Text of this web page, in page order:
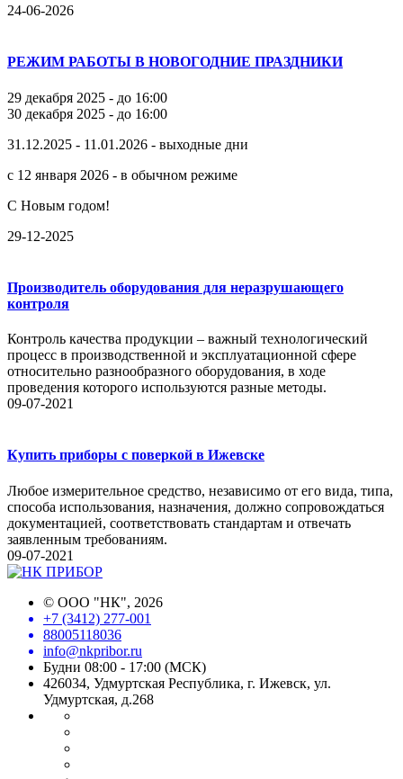
24-06-2026
РЕЖИМ РАБОТЫ В НОВОГОДНИЕ ПРАЗДНИКИ
29 декабря 2025 - до 16:00
30 декабря 2025 - до 16:00
31.12.2025 - 11.01.2026 - выходные дни
с 12 января 2026 - в обычном режиме
С Новым годом!
29-12-2025
Производитель оборудования для неразрушающего
контроля
Контроль качества продукции – важный технологический
процесс в производственной и эксплуатационной сфере
относительно разнообразного оборудования, в ходе
проведения которого используются разные методы.
09-07-2021
Купить приборы с поверкой в Ижевске
Любое измерительное средство, независимо от его вида, типа,
способа использования, назначения, должно сопровождаться
документацией, соответствовать стандартам и отвечать
заявленным требованиям.
09-07-2021
© ООО "НК", 2026
+7 (3412) 277-001
88005118036
info@nkpribor.ru
Будни 08:00 - 17:00 (МСК)
426034, Удмуртская Республика, г. Ижевск, ул.
Удмуртская, д.268